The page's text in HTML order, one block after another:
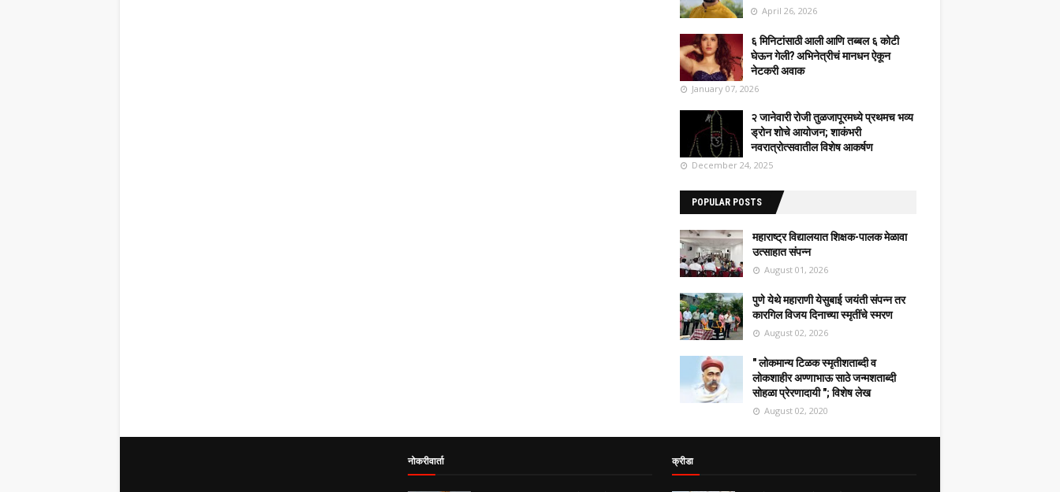
April 26, 2026
६ मिनिटांसाठी आली आणि तब्बल ६ कोटी
घेऊन गेली? अभिनेत्रीचं मानधन ऐकून
नेटकरी अवाक
January 07, 2026
२ जानेवारी रोजी तुळजापूरमध्ये प्रथमच भव्य
ड्रोन शोचे आयोजन; शाकंभरी
नवरात्रोत्सवातील विशेष आकर्षण
December 24, 2025
POPULAR POSTS
महाराष्ट्र विद्यालयात शिक्षक-पालक मेळावा
उत्साहात संपन्न
August 01, 2026
पुणे येथे महाराणी येसुबाई जयंती संपन्न तर
कारगिल विजय दिनाच्या स्मृतींचे स्मरण
August 02, 2026
" लोकमान्य टिळक स्मृतीशताब्दी व
लोकशाहीर अण्णाभाऊ साठे जन्मशताब्दी
सोहळा प्रेरणादायी "; विशेष लेख
August 02, 2020
नोकरीवार्ता क्रीडा